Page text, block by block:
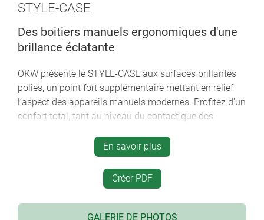
STYLE-CASE
Des boitiers manuels ergonomiques d'une
brillance éclatante
OKW présente le STYLE-CASE aux surfaces brillantes
polies, un point fort supplémentaire mettant en relief
l’aspect des appareils manuels modernes. Profitez d'un
confort total, tant au niveau du contact que des
matériau ASA de grande qualité avec protection
élevée contre les UV ou en matériau perméable aux
En savoir plus
Créer PDF
GALERIE DE PHOTOS